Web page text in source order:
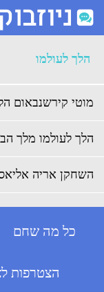
ארכיון הלך לעולמו -
הלך לעולמו
מוטי קירשנבאום
הלך לעולמו מלך
השחקן אריה
כל מה שחם
הצטרפות